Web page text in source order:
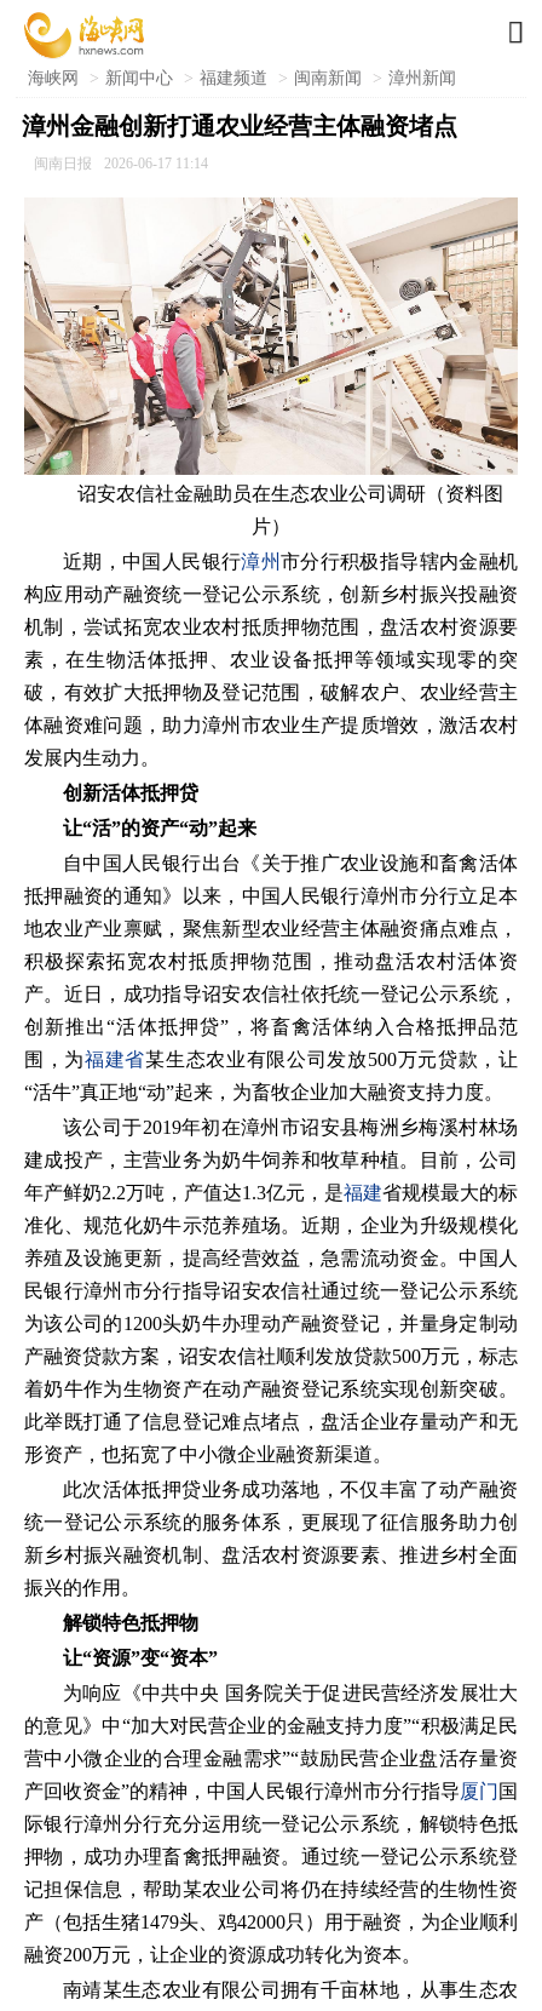

海峡网 > 新闻中心 > 福建频道 > 闽南新闻 > 漳州新闻
漳州金融创新打通农业经营主体融资堵点
闽南日报 2026-06-17 11:14
诏安农信社金融助员在生态农业公司调研（资料图
片）
近期，中国人民银行漳州市分行积极指导辖内金融机
构应用动产融资统一登记公示系统，创新乡村振兴投融资
机制，尝试拓宽农业农村抵质押物范围，盘活农村资源要
素，在生物活体抵押、农业设备抵押等领域实现零的突
破，有效扩大抵押物及登记范围，破解农户、农业经营主
体融资难问题，助力漳州市农业生产提质增效，激活农村
发展内生动力。
创新活体抵押贷
让“活”的资产“动”起来
自中国人民银行出台《关于推广农业设施和畜禽活体
抵押融资的通知》以来，中国人民银行漳州市分行立足本
地农业产业禀赋，聚焦新型农业经营主体融资痛点难点，
积极探索拓宽农村抵质押物范围，推动盘活农村活体资
产。近日，成功指导诏安农信社依托统一登记公示系统，
创新推出“活体抵押贷”，将畜禽活体纳入合格抵押品范
围，为福建省某生态农业有限公司发放500万元贷款，让
“活牛”真正地“动”起来，为畜牧企业加大融资支持力度。
该公司于2019年初在漳州市诏安县梅洲乡梅溪村林场
建成投产，主营业务为奶牛饲养和牧草种植。目前，公司
年产鲜奶2.2万吨，产值达1.3亿元，是福建省规模最大的标
准化、规范化奶牛示范养殖场。近期，企业为升级规模化
养殖及设施更新，提高经营效益，急需流动资金。中国人
民银行漳州市分行指导诏安农信社通过统一登记公示系统
为该公司的1200头奶牛办理动产融资登记，并量身定制动
产融资贷款方案，诏安农信社顺利发放贷款500万元，标志
着奶牛作为生物资产在动产融资登记系统实现创新突破。
此举既打通了信息登记难点堵点，盘活企业存量动产和无
形资产，也拓宽了中小微企业融资新渠道。
此次活体抵押贷业务成功落地，不仅丰富了动产融资
统一登记公示系统的服务体系，更展现了征信服务助力创
新乡村振兴融资机制、盘活农村资源要素、推进乡村全面
振兴的作用。
解锁特色抵押物
让“资源”变“资本”
为响应《中共中央 国务院关于促进民营经济发展壮大
的意见》中“加大对民营企业的金融支持力度”“积极满足民
营中小微企业的合理金融需求”“鼓励民营企业盘活存量资
产回收资金”的精神，中国人民银行漳州市分行指导厦门 国
际银行漳州分行充分运用统一登记公示系统，解锁特色抵
押物，成功办理畜禽抵押融资。通过统一登记公示系统登
记担保信息，帮助某农业公司将仍在持续经营的生物性资
产（包括生猪1479头、鸡42000只）用于融资，为企业顺利
融资200万元，让企业的资源成功转化为资本。
南靖某生态农业有限公司拥有千亩林地，从事生态农